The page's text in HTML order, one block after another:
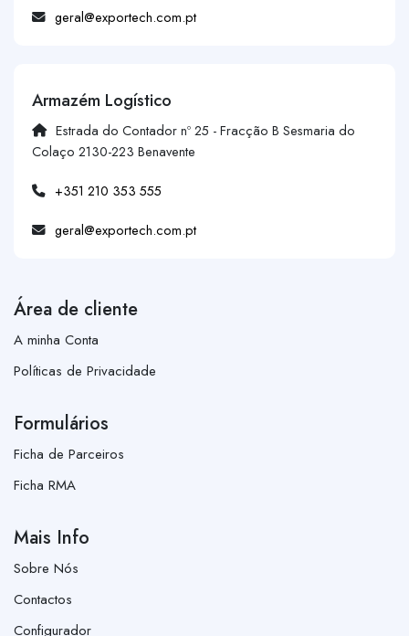
geral@exportech.com.pt
Armazém Logístico
Estrada do Contador nº 25 - Fracção B Sesmaria do
Colaço 2130-223 Benavente
+351 210 353 555
geral@exportech.com.pt
Área de cliente
A minha Conta
Políticas de Privacidade
Formulários
Ficha de Parceiros
Ficha RMA
Mais Info
Sobre Nós
Contactos
Configurador